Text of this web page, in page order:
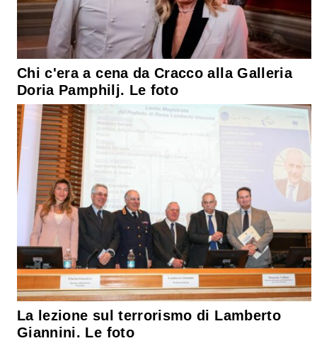
Chi c'era a cena da Cracco alla Galleria
Doria Pamphilj. Le foto
La lezione sul terrorismo di Lamberto
Giannini. Le foto